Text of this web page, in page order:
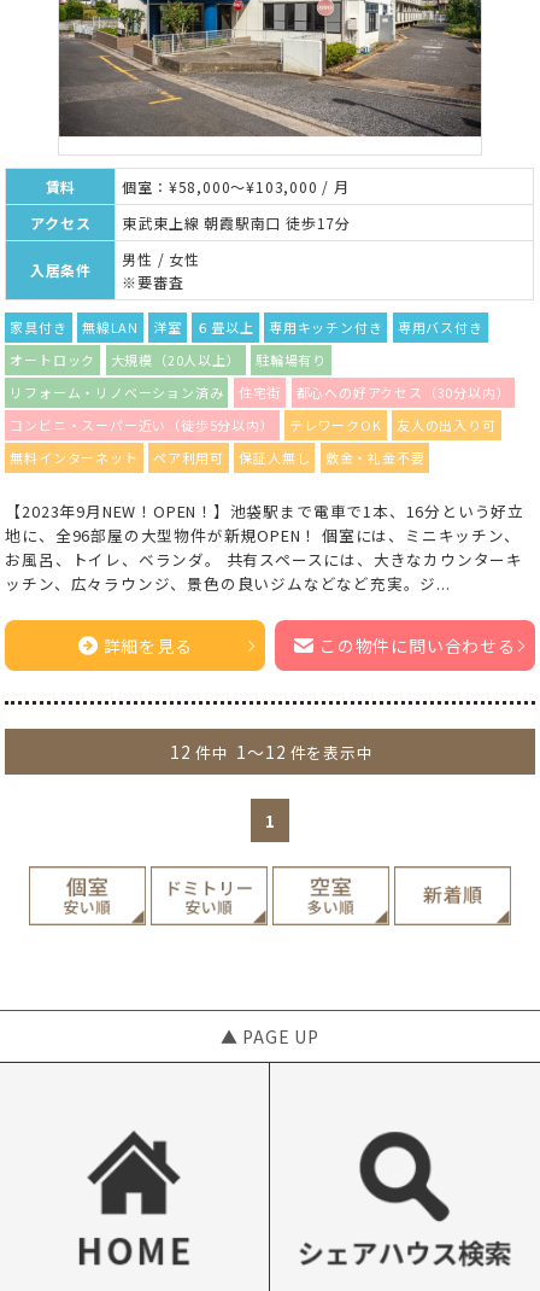
賃料
個室：¥58,000～¥103,000 / 月
アクセス
東武東上線 朝霞駅南口 徒歩17分
入居条件
男性 / 女性
※要審査
家具付き 無線LAN 洋室 ６畳以上 専用キッチン付き
専用バス付き
オートロック
大規模（20人以上）
駐輪場有り
リフォーム・リノベーション済み
住宅街
都心への好アクセス（30分以内）
コンビニ・スーパー近い（徒歩5分以内）
テレワークOK
友人の出入り可
無料インターネット
ペア利用可 保証人無し 敷金・礼金不要
【2023年9月NEW！OPEN！】池袋駅まで電車で1本、16分という好立
地に、全96部屋の大型物件が新規OPEN！ 個室には、ミニキッチン、
お風呂、トイレ、ベランダ。 共有スペースには、大きなカウンターキ
ッチン、広々ラウンジ、景色の良いジムなどなど充実。ジ...
詳細を見る この物件に問い合わせる
12 件中 1～12 件を表示中
1
▲ PAGE UP